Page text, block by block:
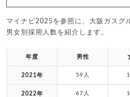
マイナビ2025を参照に、大阪ガスグ
男女別採用人数を紹介します。
年度 男性
2021年 59人
2022年 67人